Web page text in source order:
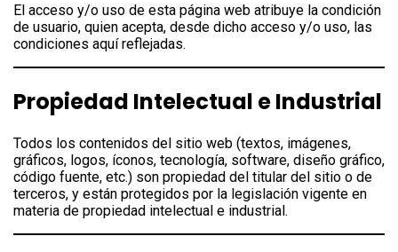
El acceso y/o uso de esta página web atribuye la condición
de usuario, quien acepta, desde dicho acceso y/o uso, las
condiciones aquí reflejadas.
Propiedad Intelectual e Industrial
Todos los contenidos del sitio web (textos, imágenes,
gráficos, logos, íconos, tecnología, software, diseño gráfico,
código fuente, etc.) son propiedad del titular del sitio o de
terceros, y están protegidos por la legislación vigente en
materia de propiedad intelectual e industrial.